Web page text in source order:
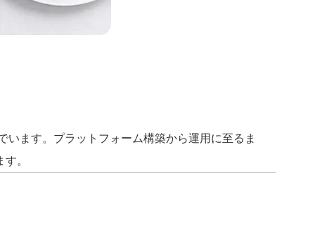
います。プラットフォーム構築から運用に至るま
。